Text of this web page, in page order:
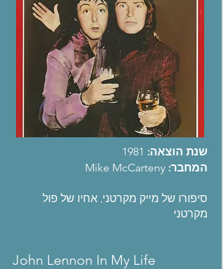
שנת הוצאה:
המחבר:
סיפורו של מייק מקרטני, אחיו של פול
מקרטני
John Lennon In My Life